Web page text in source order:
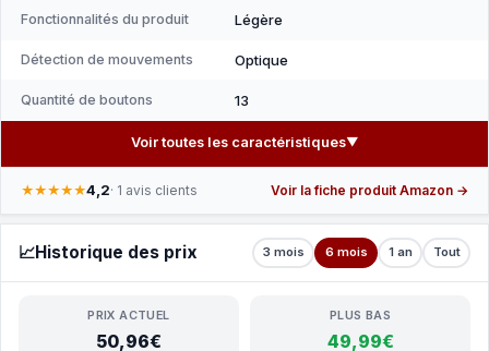
Fonctionnalités du produit Légère
Détection de mouvements Optique
Quantité de boutons 13
Voir toutes les caractéristiques▼
★★★★★4,2· 1 avis clients Voir la fiche produit Amazon →
📈Historique des prix 3 mois 6 mois 1 an Tout
PRIX ACTUEL
50,96€
PLUS BAS
49,99€